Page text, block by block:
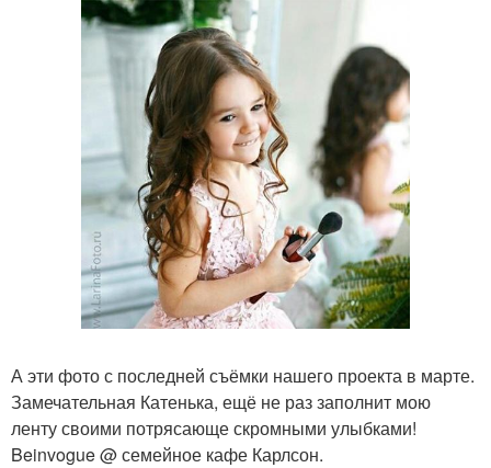
А эти фото с последней съёмки нашего проекта в марте.
Замечательная Катенька, ещё не раз заполнит мою
ленту своими потрясающе скромными улыбками!
Beinvogue @ семейное кафе Карлсон.